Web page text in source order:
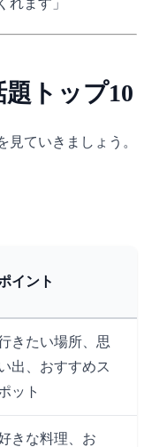
トップ10
ていきましょう。
イント
きたい場所、思
出、おすすめス
ット
きな料理、お